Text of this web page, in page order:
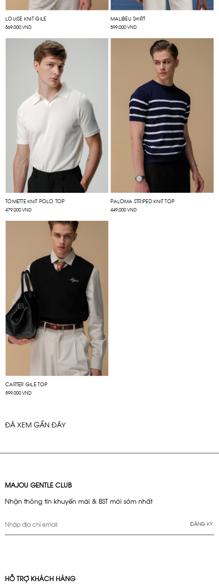
LOUISE KNIT GILE
569.000 VND
MALIBEU SHIRT
599.000 VND
TOMETTE KNIT POLO TOP
479.000 VND
PALOMA STRIPED KNIT TOP
449.000 VND
CARTER GILE TOP
599.000 VND
ĐÃ XEM GẦN ĐÂY
MAJOU GENTLE CLUB
Nhận thông tin khuyến mãi & BST mới sớm nhất
ĐĂNG KÝ
HỖ TRỢ KHÁCH HÀNG